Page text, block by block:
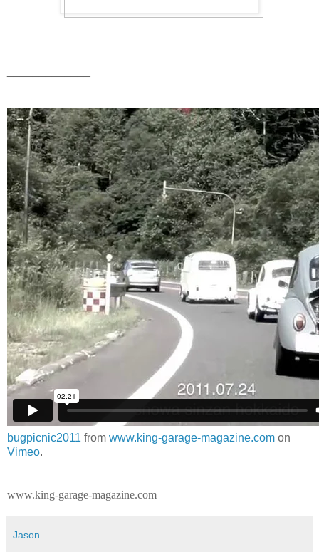
bugpicnic2011 from www.king-garage-magazine.com on
Vimeo.
www.king-garage-magazine.com
Jason